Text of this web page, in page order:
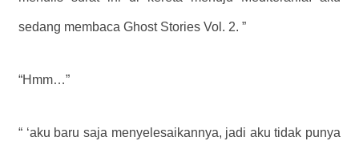
sedang membaca Ghost Stories Vol. 2. ”
“Hmm…”
“ ‘aku baru saja menyelesaikannya, jadi aku tidak punya